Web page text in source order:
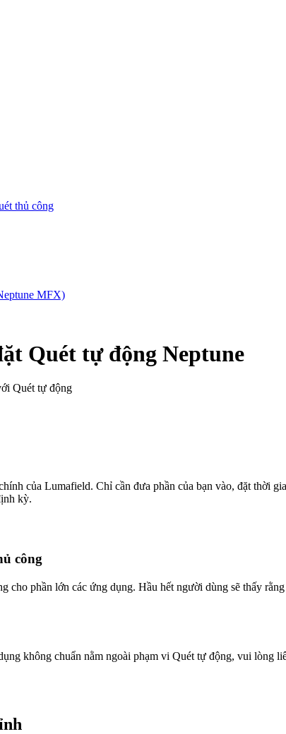
thủ công
MFX)
Quét tự động Neptune
Quét tự động
của Lumafield. Chỉ cần đưa phần của bạn vào, đặt thời
kỳ.
công
cho phần lớn các ứng dụng. Hầu hết người dùng sẽ thấy
không chuẩn nằm ngoài phạm vi Quét tự động, vui lòng